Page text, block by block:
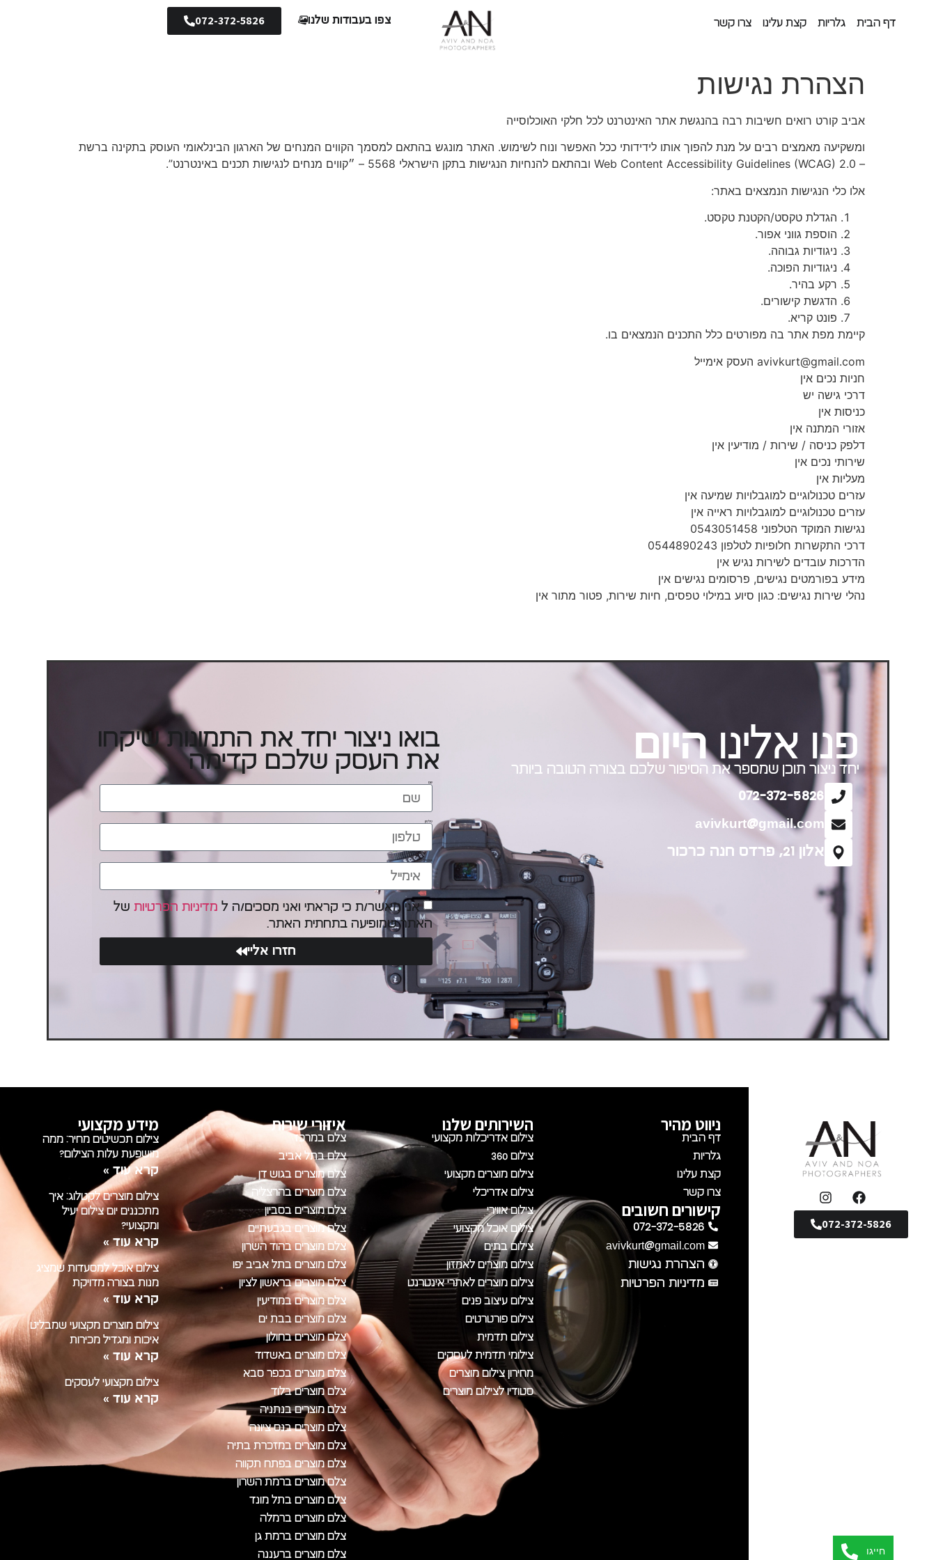
דף הבית גלריות קצת עלינו צרו קשר צפו בעבודות שלנו 072-372-5826
הצהרת נגישות
אביב קורט רואים חשיבות רבה בהנגשת אתר האינטרנט לכל חלקי האוכלוסייה
ומשקיעה מאמצים רבים על מנת להפוך אותו לידידותי ככל האפשר ונוח לשימוש. האתר מונגש בהתאם למסמך הקווים המנחים של הארגון הבינלאומי העוסק בתקינה ברשת
– Web Content Accessibility Guidelines (WCAG) 2.0 ובהתאם להנחיות הנגישות בתקן הישראלי 5568 – ״קווים מנחים לנגישות תכנים באינטרנט”.
אלו כלי הנגישות הנמצאים באתר:
הגדלת טקסט/הקטנת טקסט.
הוספת גווני אפור.
ניגודיות גבוהה.
ניגודיות הפוכה.
רקע בהיר.
הדגשת קישורים.
פונט קריא.
קיימת מפת אתר בה מפורטים כלל התכנים הנמצאים בו.
avivkurt@gmail.com העסק אימייל
חניות נכים אין
דרכי גישה יש
כניסות אין
אזורי המתנה אין
דלפק כניסה / שירות / מודיעין אין
שירותי נכים אין
מעליות אין
עזרים טכנולוגיים למוגבלויות שמיעה אין
עזרים טכנולוגיים למוגבלויות ראייה אין
נגישות המוקד הטלפוני 0543051458
דרכי התקשרות חלופיות לטלפון 0544890243
הדרכות עובדים לשירות נגיש אין
מידע בפורמטים נגישים, פרסומים נגישים אין
נהלי שירות נגישים: כגון סיוע במילוי טפסים, חיות שירות, פטור מתור אין
פנו אלינוהיום
יחד ניצור תוכן שמספר את הסיפור שלכם בצורה הטובה ביותר
072-372-5826
avivkurt@gmail.com
אלון 21, פרדס חנה כרכור
בואו ניצור יחד את התמונות שיקחו
את העסק שלכם קדימה
שם
טלפון
אימייל
אני מאשר/ת כי קראתי ואני מסכים/ה ל מדיניות הפרטיות של
האתר שמופיעה בתחתית האתר.
חזרו אליי
מידע מקצועי
צילום תכשיטים מחיר: ממה
מושפעת עלות הצילום?
קרא עוד »
צילום מוצרים לקטלוג: איך
מתכננים יום צילום יעיל
ומקצועי?
קרא עוד »
צילום אוכל למסעדות שמציג
מנות בצורה מדויקת
קרא עוד »
צילום מוצרים מקצועי שמבליט
איכות ומגדיל מכירות
קרא עוד »
צילום מקצועי לעסקים
קרא עוד »
איזורי שירות
צלם במרכז
צלם בתל אביב
צלם מוצרים בגוש דן
צלם מוצרים בהרצליה
צלם מוצרים בסביון
צלם מוצרים בגבעתיים
צלם מוצרים בהוד השרון
צלם מוצרים בתל אביב יפו
צלם מוצרים בראשון לציון
צלם מוצרים במודיעין
צלם מוצרים בבת ים
צלם מוצרים בחולון
צלם מוצרים באשדוד
צלם מוצרים בכפר סבא
צלם מוצרים בלוד
צלם מוצרים בנתניה
צלם מוצרים בנס ציונה
צלם מוצרים במזכרת בתיה
צלם מוצרים בפתח תקווה
צלם מוצרים ברמת השרון
צלם מוצרים בתל מונד
צלם מוצרים ברמלה
צלם מוצרים ברמת גן
צלם מוצרים ברעננה
השירותים שלנו
צילום אדריכלות מקצועי
צילום 360
צילום מוצרים מקצועי
צילום אדריכלי
צילום אווירי
צילום אוכל מקצועי
צילום בתים
צילום מוצרים לאמזון
צילום מוצרים לאתרי אינטרנט
צילום עיצוב פנים
צילום פורטרטים
צילום תדמית
צילומי תדמית לעסקים
מחירון צילום מוצרים
סטודיו לצילום מוצרים
ניווט מהיר
דף הבית
גלריות
קצת עלינו
צרו קשר
קישורים חשובים
072-372-5826
avivkurt@gmail.com
הצהרת נגישות
מדיניות הפרטיות
072-372-5826
חייגו